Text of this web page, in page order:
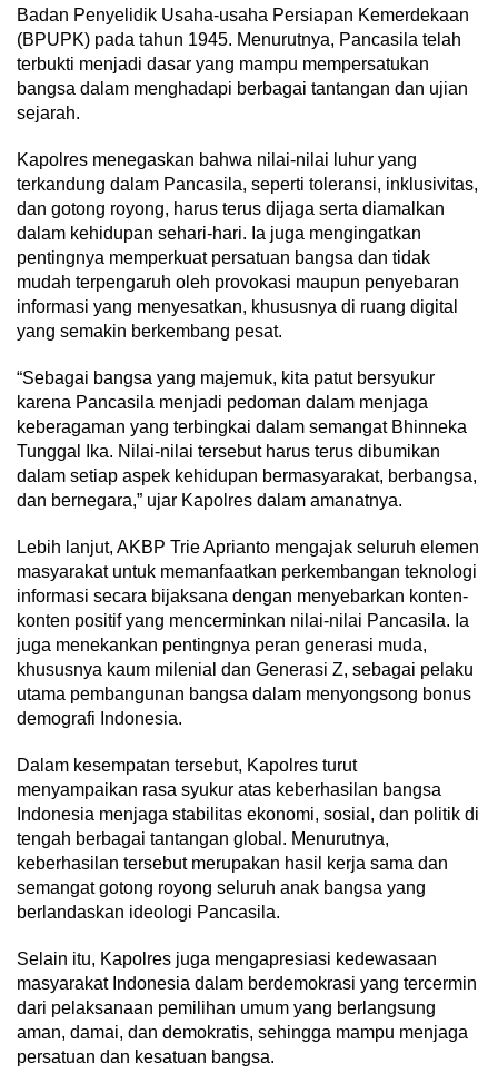
Badan Penyelidik Usaha-usaha Persiapan Kemerdekaan
(BPUPK) pada tahun 1945. Menurutnya, Pancasila telah
terbukti menjadi dasar yang mampu mempersatukan
bangsa dalam menghadapi berbagai tantangan dan ujian
sejarah.
Kapolres menegaskan bahwa nilai-nilai luhur yang
terkandung dalam Pancasila, seperti toleransi, inklusivitas,
dan gotong royong, harus terus dijaga serta diamalkan
dalam kehidupan sehari-hari. Ia juga mengingatkan
pentingnya memperkuat persatuan bangsa dan tidak
mudah terpengaruh oleh provokasi maupun penyebaran
informasi yang menyesatkan, khususnya di ruang digital
yang semakin berkembang pesat.
“Sebagai bangsa yang majemuk, kita patut bersyukur
karena Pancasila menjadi pedoman dalam menjaga
keberagaman yang terbingkai dalam semangat Bhinneka
Tunggal Ika. Nilai-nilai tersebut harus terus dibumikan
dalam setiap aspek kehidupan bermasyarakat, berbangsa,
dan bernegara,” ujar Kapolres dalam amanatnya.
Lebih lanjut, AKBP Trie Aprianto mengajak seluruh elemen
masyarakat untuk memanfaatkan perkembangan teknologi
informasi secara bijaksana dengan menyebarkan konten-
konten positif yang mencerminkan nilai-nilai Pancasila. Ia
juga menekankan pentingnya peran generasi muda,
khususnya kaum milenial dan Generasi Z, sebagai pelaku
utama pembangunan bangsa dalam menyongsong bonus
demografi Indonesia.
Dalam kesempatan tersebut, Kapolres turut
menyampaikan rasa syukur atas keberhasilan bangsa
Indonesia menjaga stabilitas ekonomi, sosial, dan politik di
tengah berbagai tantangan global. Menurutnya,
keberhasilan tersebut merupakan hasil kerja sama dan
semangat gotong royong seluruh anak bangsa yang
berlandaskan ideologi Pancasila.
Selain itu, Kapolres juga mengapresiasi kedewasaan
masyarakat Indonesia dalam berdemokrasi yang tercermin
dari pelaksanaan pemilihan umum yang berlangsung
aman, damai, dan demokratis, sehingga mampu menjaga
persatuan dan kesatuan bangsa.